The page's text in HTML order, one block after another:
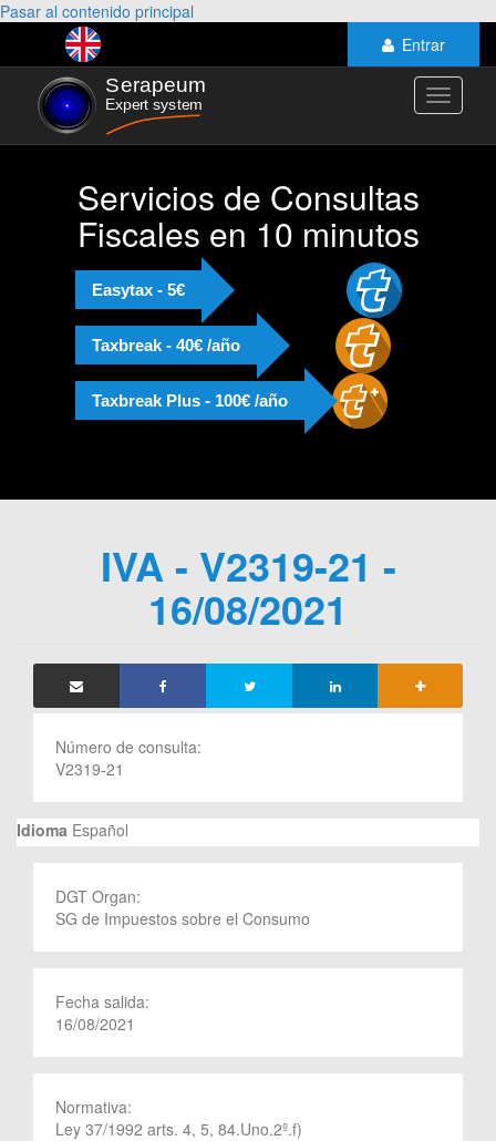
Pasar al contenido principal
Entrar
Toggle
Servicios de Consultas
Fiscales en 10 minutos
Easytax - 5€
Taxbreak - 40€ /año
Taxbreak Plus - 100€ /año
IVA - V2319-21 -
16/08/2021
Número de consulta:
V2319-21
Idioma Español
DGT Organ:
SG de Impuestos sobre el Consumo
Fecha salida:
16/08/2021
Normativa:
Ley 37/1992 arts. 4, 5, 84.Uno.2º.f)